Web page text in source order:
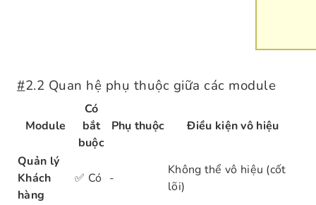
#2.2 Quan hệ phụ thuộc giữa các module
Module
Có
bắt
buộc
Phụ thuộc Điều kiện vô hiệu
Quản lý
Khách
hàng
✅ Có -
Không thể vô hiệu (cốt
lõi)